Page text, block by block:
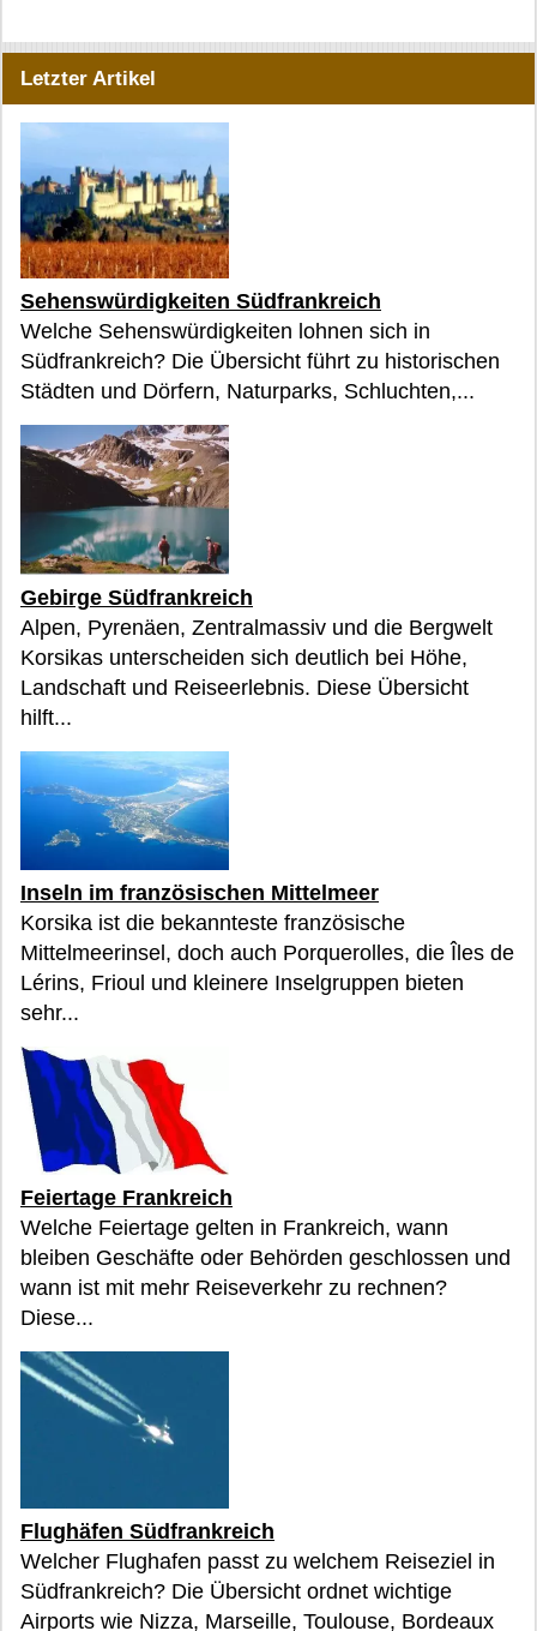
Letzter Artikel
Sehenswürdigkeiten Südfrankreich
Welche Sehenswürdigkeiten lohnen sich in
Südfrankreich? Die Übersicht führt zu historischen
Städten und Dörfern, Naturparks, Schluchten,...
Gebirge Südfrankreich
Alpen, Pyrenäen, Zentralmassiv und die Bergwelt
Korsikas unterscheiden sich deutlich bei Höhe,
Landschaft und Reiseerlebnis. Diese Übersicht
hilft...
Inseln im französischen Mittelmeer
Korsika ist die bekannteste französische
Mittelmeerinsel, doch auch Porquerolles, die Îles de
Lérins, Frioul und kleinere Inselgruppen bieten
sehr...
Feiertage Frankreich
Welche Feiertage gelten in Frankreich, wann
bleiben Geschäfte oder Behörden geschlossen und
wann ist mit mehr Reiseverkehr zu rechnen?
Diese...
Flughäfen Südfrankreich
Welcher Flughafen passt zu welchem Reiseziel in
Südfrankreich? Die Übersicht ordnet wichtige
Airports wie Nizza, Marseille, Toulouse, Bordeaux